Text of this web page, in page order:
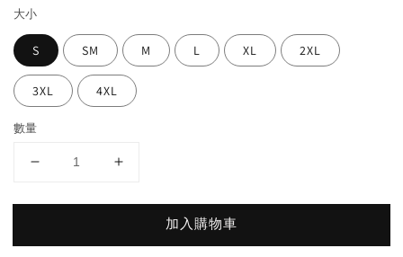
大小
S SM M L XL 2XL
3XL 4XL
數量
加入購物車